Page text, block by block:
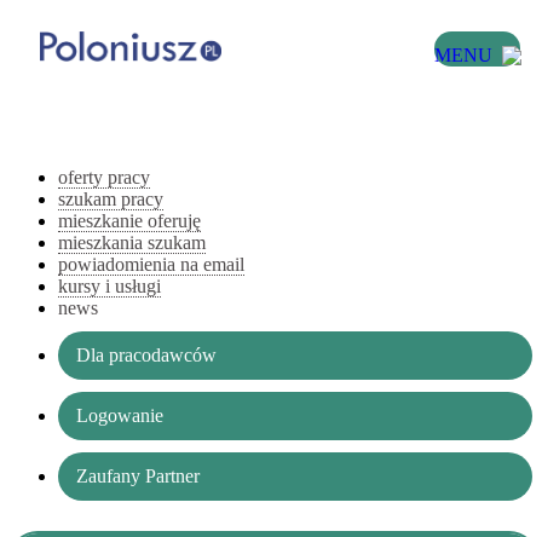
MENU
oferty pracy
szukam pracy
mieszkanie oferuję
mieszkania szukam
powiadomienia na email
kursy i usługi
news
Dla pracodawców
Logowanie
Zaufany Partner